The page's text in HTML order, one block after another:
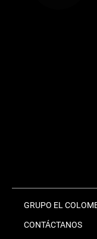
GRUPO EL
CONTÁCTANOS